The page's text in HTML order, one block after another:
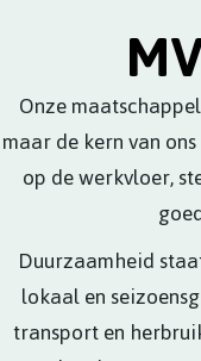
Onze
maar de kern van
op de werkvloer,
Duurzaamheid
lokaal en
transport en